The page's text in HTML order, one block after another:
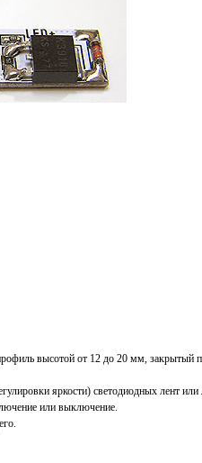
высотой от 12 до 20 мм, закрытый
яркости) светодиодных лент или
или выключение.